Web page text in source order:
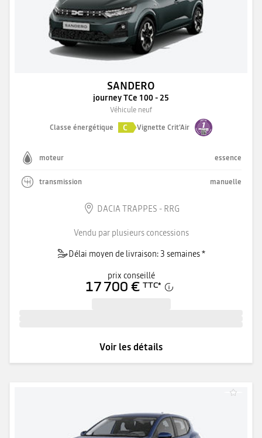
SANDERO
journey TCe 100 - 25
Véhicule neuf
Classe énergétique
C Vignette Crit'Air
moteur essence
transmission manuelle
DACIA TRAPPES - RRG
Vendu par plusieurs concessions
Délai moyen de livraison: 3 semaines *
prix conseillé
17 700 € TTC*
Voir les détails